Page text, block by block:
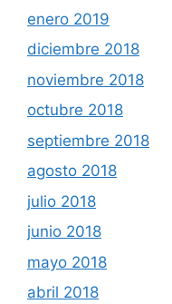
enero 2019
diciembre 2018
noviembre 2018
octubre 2018
septiembre 2018
agosto 2018
julio 2018
junio 2018
mayo 2018
abril 2018